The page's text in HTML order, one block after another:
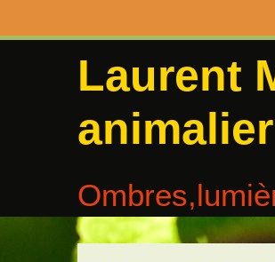
Laurent
animalier